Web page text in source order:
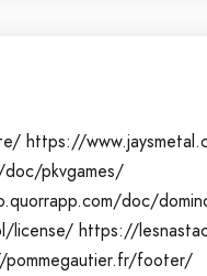
https://
pkvgames/
doc/
license/ https://
footer/